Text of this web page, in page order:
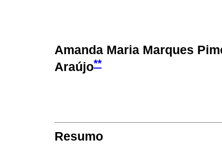
Amanda Maria Marques
Araújo**
Resumo